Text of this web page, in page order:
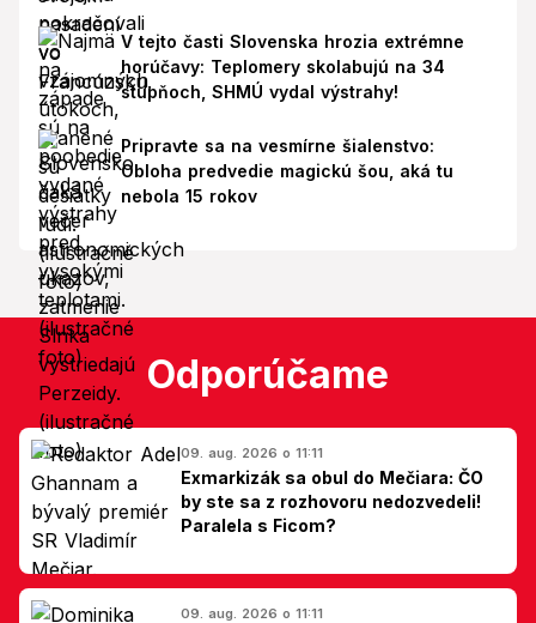
zranených
V tejto časti Slovenska hrozia extrémne
horúčavy: Teplomery skolabujú na 34
stupňoch, SHMÚ vydal výstrahy!
Pripravte sa na vesmírne šialenstvo:
Obloha predvedie magickú šou, aká tu
nebola 15 rokov
Odporúčame
09. aug. 2026 o 11:11
Exmarkizák sa obul do Mečiara: ČO
by ste sa z rozhovoru nedozvedeli!
Paralela s Ficom?
09. aug. 2026 o 11:11